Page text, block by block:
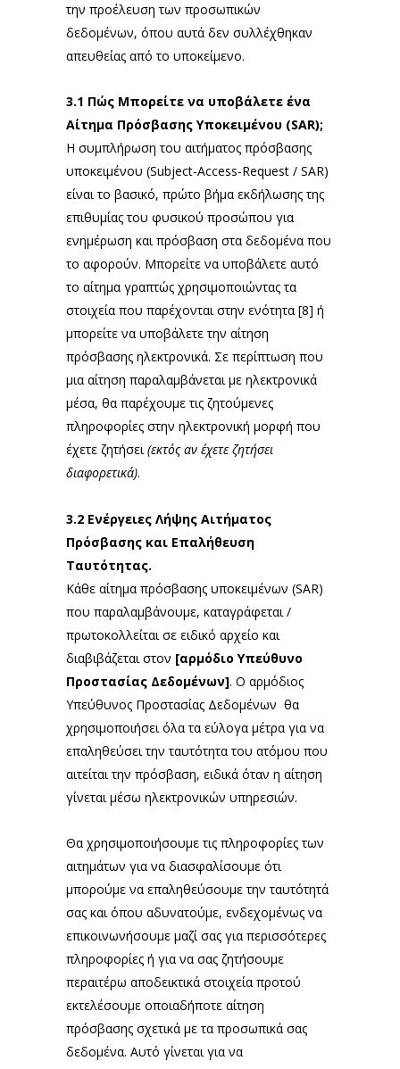
την προέλευση των προσωπικών
δεδομένων, όπου αυτά δεν συλλέχθηκαν
απευθείας από το υποκείμενο.
3.1 Πώς Μπορείτε να υποβάλετε ένα
Αίτημα Πρόσβασης Υποκειμένου (SAR);
Η συμπλήρωση του αιτήματος πρόσβασης
υποκειμένου (Subject-Access-Request / SAR)
είναι το βασικό, πρώτο βήμα εκδήλωσης της
επιθυμίας του φυσικού προσώπου για
ενημέρωση και πρόσβαση στα δεδομένα που
το αφορούν. Μπορείτε να υποβάλετε αυτό
το αίτημα γραπτώς χρησιμοποιώντας τα
στοιχεία που παρέχονται στην ενότητα [8] ή
μπορείτε να υποβάλετε την αίτηση
πρόσβασης ηλεκτρονικά. Σε περίπτωση που
μια αίτηση παραλαμβάνεται με ηλεκτρονικά
μέσα, θα παρέχουμε τις ζητούμενες
πληροφορίες στην ηλεκτρονική μορφή που
έχετε ζητήσει(εκτός αν έχετε ζητήσει
διαφορετικά).
3.2 Ενέργειες Λήψης Αιτήματος
Πρόσβασης και Επαλήθευση
Ταυτότητας.
Κάθε αίτημα πρόσβασης υποκειμένων (SAR)
που παραλαμβάνουμε, καταγράφεται /
πρωτοκολλείται σε ειδικό αρχείο και
διαβιβάζεται στον [αρμόδιο Υπεύθυνο
Προστασίας Δεδομένων]. Ο αρμόδιος
Υπεύθυνος Προστασίας Δεδομένων θα
χρησιμοποιήσει όλα τα εύλογα μέτρα για να
επαληθεύσει την ταυτότητα του ατόμου που
αιτείται την πρόσβαση, ειδικά όταν η αίτηση
γίνεται μέσω ηλεκτρονικών υπηρεσιών.
Θα χρησιμοποιήσουμε τις πληροφορίες των
αιτημάτων για να διασφαλίσουμε ότι
μπορούμε να επαληθεύσουμε την ταυτότητά
σας και όπου αδυνατούμε, ενδεχομένως να
επικοινωνήσουμε μαζί σας για περισσότερες
πληροφορίες ή για να σας ζητήσουμε
περαιτέρω αποδεικτικά στοιχεία προτού
εκτελέσουμε οποιαδήποτε αίτηση
πρόσβασης σχετικά με τα προσωπικά σας
δεδομένα. Αυτό γίνεται για να